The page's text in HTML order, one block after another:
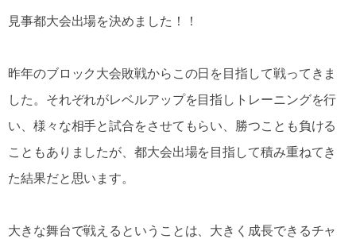
見事都大会出場を決めました！！
昨年のブロック大会敗戦からこの日を目指して戦ってきま
した。それぞれがレベルアップを目指しトレーニングを行
い、様々な相手と試合をさせてもらい、勝つことも負ける
こともありましたが、都大会出場を目指して積み重ねてき
た結果だと思います。
大きな舞台で戦えるということは、大きく成長できるチャ